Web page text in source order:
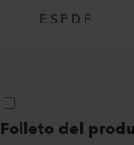
ES PDF
Folleto del